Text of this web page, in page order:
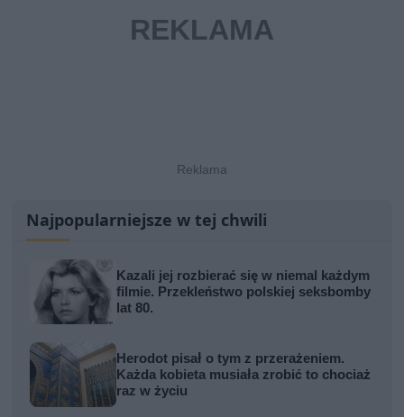
Najpopularniejsze w tej chwili
Kazali jej rozbierać się w niemal każdym
filmie. Przekleństwo polskiej seksbomby
lat 80.
Herodot pisał o tym z przerażeniem.
Każda kobieta musiała zrobić to chociaż
raz w życiu